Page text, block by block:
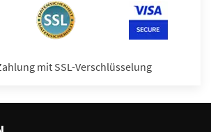
mit SSL-Verschlüsselung